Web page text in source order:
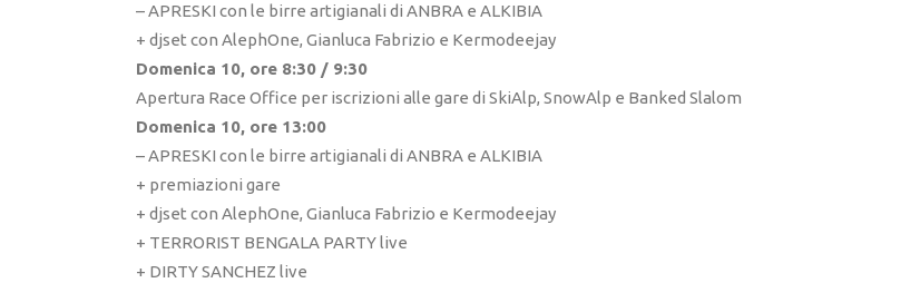
– APRESKI con le birre artigianali di ANBRA e ALKIBIA
+ djset con AlephOne, Gianluca Fabrizio e Kermodeejay
Domenica 10, ore 8:30 / 9:30
Apertura Race Office per iscrizioni alle gare di SkiAlp, SnowAlp e Banked Slalom
Domenica 10, ore 13:00
– APRESKI con le birre artigianali di ANBRA e ALKIBIA
+ premiazioni gare
+ djset con AlephOne, Gianluca Fabrizio e Kermodeejay
+ TERRORIST BENGALA PARTY live
+ DIRTY SANCHEZ live